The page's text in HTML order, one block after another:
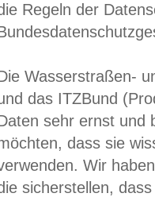
Regeln der
Wasserstraßen-
das ITZBund
sehr ernst und
dass sie
Wir
sicherstellen,